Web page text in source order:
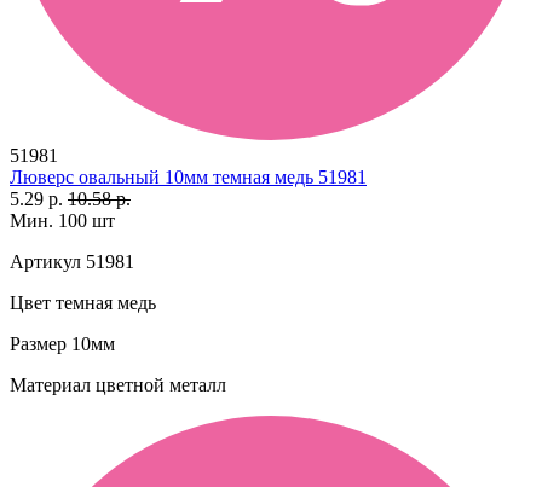
51981
Люверс овальный 10мм темная медь 51981
5.29 р. 10.58 р.
Мин. 100 шт
Артикул 51981
Цвет темная медь
Размер 10мм
Материал цветной металл